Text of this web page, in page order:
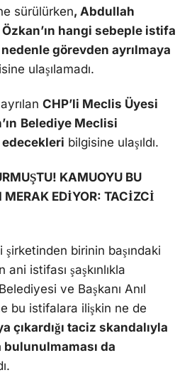
sürülürken, Abdullah
hangi sebeple istifa
görevden ayrılmaya
ulaşılamadı.
CHP’li Meclis Üyesi
Belediye Meclisi
bilgisine ulaşıldı.
KAMUOYU BU
MERAK EDİYOR: TACİZCİ
birinin başındaki
istifası şaşkınlıkla
ve Başkanı Anıl
bu istifalara ilişkin ne de
çıkardığı taciz skandalıyla
da